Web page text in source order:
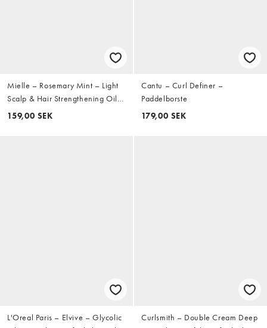
Mielle – Rosemary Mint – Light
Scalp & Hair Strengthening Oil –
Lätt stärkande hårolja för
159,00 SEK
Cantu – Curl Definer –
Paddelborste
179,00 SEK
L'Oreal Paris – Elvive – Glycolic
Curlsmith – Double Cream Deep